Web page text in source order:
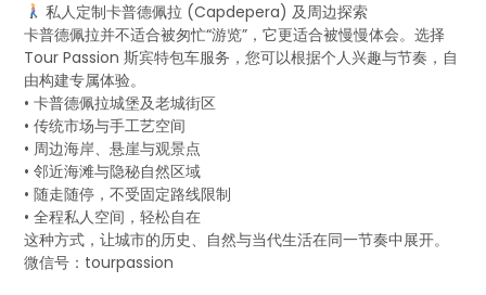
私人定制卡普德佩拉 (Capdepera) 及周边探索
卡普德佩拉并不适合被匆忙“游览”，它更适合被慢慢体会。选择
Tour Passion 斯宾特包车服务，您可以根据个人兴趣与节奏，自
由构建专属体验。
• 卡普德佩拉城堡及老城街区
• 传统市场与手工艺空间
• 周边海岸、悬崖与观景点
• 邻近海滩与隐秘自然区域
• 随走随停，不受固定路线限制
• 全程私人空间，轻松自在
这种方式，让城市的历史、自然与当代生活在同一节奏中展开。
微信号：tourpassion